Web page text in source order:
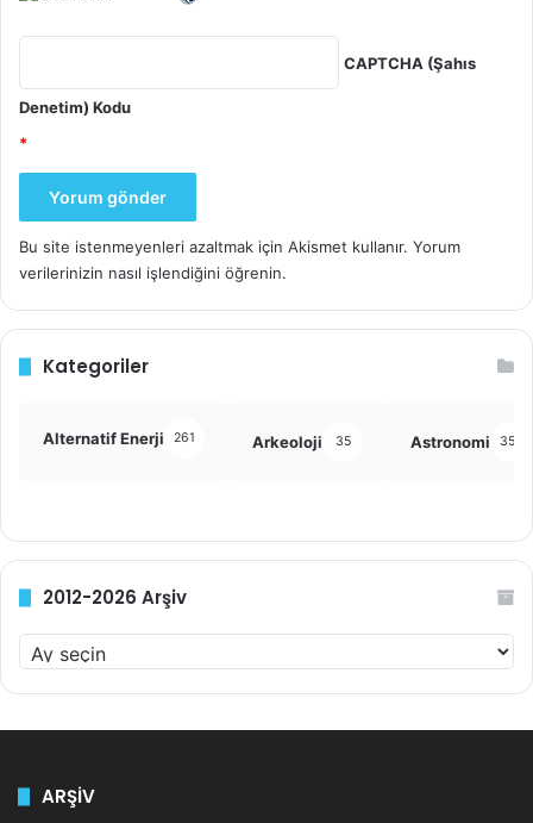
CAPTCHA (Şahıs
Denetim) Kodu
*
Bu site istenmeyenleri azaltmak için Akismet kullanır. Yorum
verilerinizin nasıl işlendiğini öğrenin.
Kategoriler
Alternatif Enerji 261 Arkeoloji 35 Astronomi 355
2012-2026 Arşiv
0
1
ARŞİV